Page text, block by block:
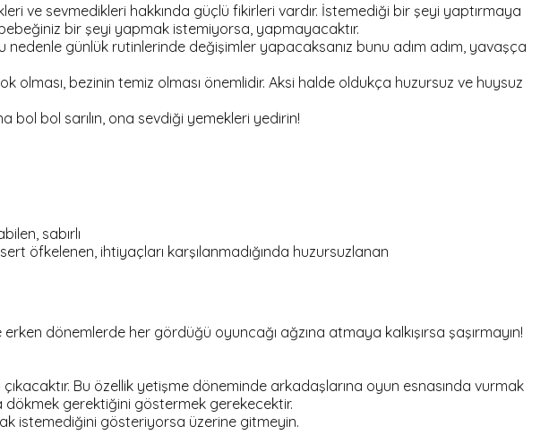
ve sevmedikleri hakkında güçlü fikirleri vardır. İstemediği bir şeyi yaptırmaya
bebeğiniz bir şeyi yapmak istemiyorsa, yapmayacaktır.
günlük rutinlerinde değişimler yapacaksanız bunu adım adım, yavaşça
olması, bezinin temiz olması önemlidir. Aksi halde oldukça huzursuz ve huysuz
bol sarılın, ona sevdiği yemekleri yedirin!
sabırlı
öfkelenen, ihtiyaçları karşılanmadığında huzursuzlanan
dönemlerde her gördüğü oyuncağı ağzına atmaya kalkışırsa şaşırmayın!
Bu özellik yetişme döneminde arkadaşlarına oyun esnasında vurmak
dökmek gerektiğini göstermek gerekecektir.
istemediğini gösteriyorsa üzerine gitmeyin.